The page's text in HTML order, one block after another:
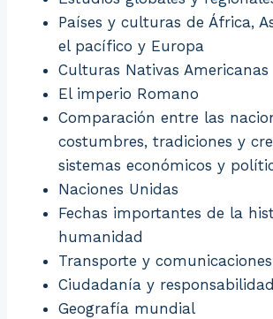
Países y culturas de África,
el pacífico y Europa
Culturas Nativas Americanas
El imperio Romano
Comparación entre las
costumbres, tradiciones y
sistemas económicos y
Naciones Unidas
Fechas importantes de la
humanidad
Transporte y comunicaciones
Ciudadanía y
Geografía mundial